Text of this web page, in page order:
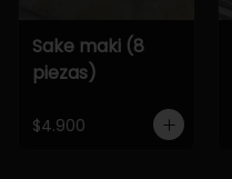
Sake maki (8
piezas)
$4.900